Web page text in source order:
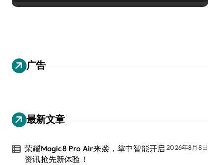
广告
最新文章
荣耀Magic8 Pro Air来袭，掌中智能开启
资讯抢先新体验！
2026年8月8日